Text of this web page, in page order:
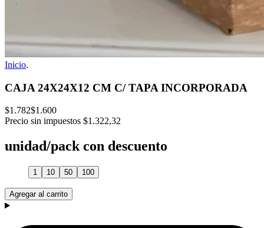
Inicio.
CAJA 24X24X12 CM C/ TAPA INCORPORADA
$1.782$1.600
Precio sin impuestos $1.322,32
unidad/pack con descuento
1 10 50 100
Agregar al carrito